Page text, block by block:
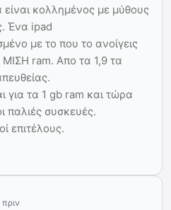
είναι κολλημένος με μύθους
Ένα ipad
με το που το ανοίγεις
ΜΙΣΗ ram. Aπο τα 1,9 τα
για τα 1 gb ram και τώρα
παλιές συσκευές.
επιτέλους.